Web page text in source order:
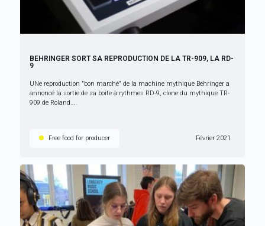
BEHRINGER SORT SA REPRODUCTION DE LA TR-909, LA RD-
9
UNe reproduction "bon marché" de la machine mythique Behringer a
annoncé la sortie de sa boite à rythmes RD-9, clone du mythique TR-
909 de Roland....
Free food for producer Février 2021